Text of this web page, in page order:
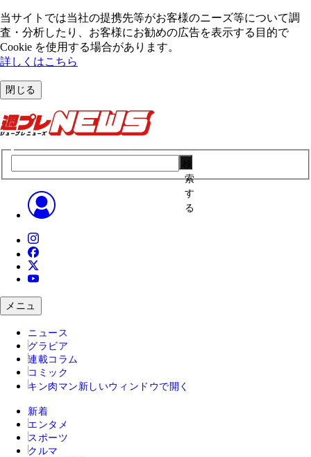
当サイトでは当社の提携先等がお客様のニーズ等について調
査・分析したり、お客様にお勧めの広告を表⽰する⽬的で
Cookie を使⽤する場合があります。
詳しくはこちら
閉じる
索
す
る
メニュ
ニュース
グラビア
連載コラム
コミック
キン肉マン 新しいウィンドウで開く
新着
エンタメ
スポーツ
クルマ